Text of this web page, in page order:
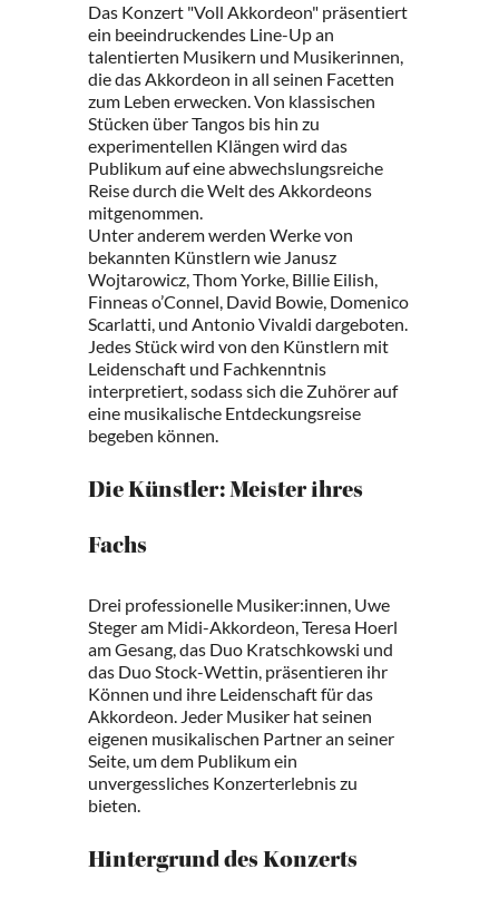
Das Konzert "Voll Akkordeon" präsentiert
ein beeindruckendes Line-Up an
talentierten Musikern und Musikerinnen,
die das Akkordeon in all seinen Facetten
zum Leben erwecken. Von klassischen
Stücken über Tangos bis hin zu
experimentellen Klängen wird das
Publikum auf eine abwechslungsreiche
Reise durch die Welt des Akkordeons
mitgenommen.
Unter anderem werden Werke von
bekannten Künstlern wie Janusz
Wojtarowicz, Thom Yorke, Billie Eilish,
Finneas o’Connel, David Bowie, Domenico
Scarlatti, und Antonio Vivaldi dargeboten.
Jedes Stück wird von den Künstlern mit
Leidenschaft und Fachkenntnis
interpretiert, sodass sich die Zuhörer auf
eine musikalische Entdeckungsreise
begeben können.
Die Künstler: Meister ihres
Fachs
Drei professionelle Musiker:innen, Uwe
Steger am Midi-Akkordeon, Teresa Hoerl
am Gesang, das Duo Kratschkowski und
das Duo Stock-Wettin, präsentieren ihr
Können und ihre Leidenschaft für das
Akkordeon. Jeder Musiker hat seinen
eigenen musikalischen Partner an seiner
Seite, um dem Publikum ein
unvergessliches Konzerterlebnis zu
bieten.
Hintergrund des Konzerts